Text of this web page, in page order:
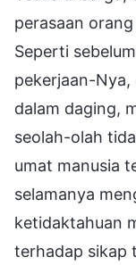
perasaan
Seperti
pekerjaan-
dalam daging,
seolah-olah
umat manusia
selamanya
ketidaktahuan
terhadap sikap